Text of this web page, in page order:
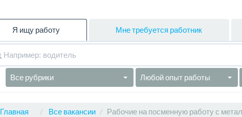
Я ищу работу Мне требуется работник
Все рубрики Любой опыт работы
Главная Все вакансии Рабочие на посменную работу с